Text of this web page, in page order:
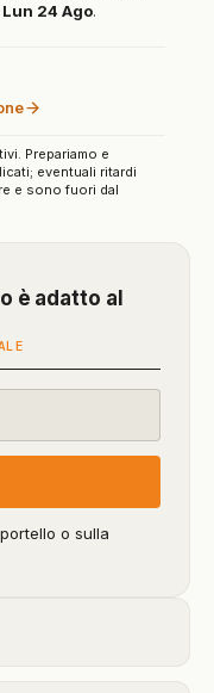
è adatto al
o sulla
Lun 24 Ago.
Prepariamo e
eventuali ritardi
e sono fuori dal